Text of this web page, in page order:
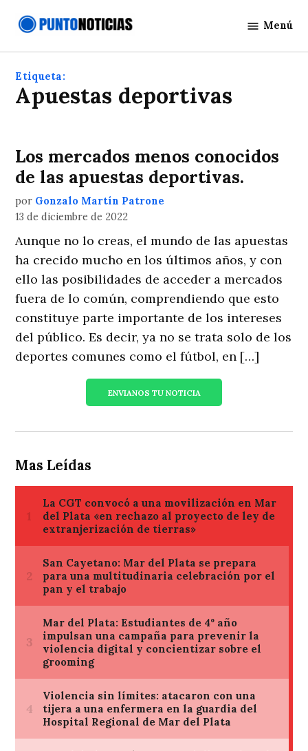
Noticias
Menú
Etiqueta:
apuestas deportivas
Los mercados menos conocidos
de las apuestas deportivas.
por Gonzalo Martín Patrone
13 de diciembre de 2022
Aunque no lo creas, el mundo de las apuestas
ha crecido mucho en los últimos años, y con
ello las posibilidades de acceder a mercados
fuera de lo común, comprendiendo que esto
constituye parte importante de los intereses
del público. Es decir, ya no se trata solo de los
deportes comunes como el fútbol, en […]
ENVIANOS TU NOTICIA
Mas Leídas